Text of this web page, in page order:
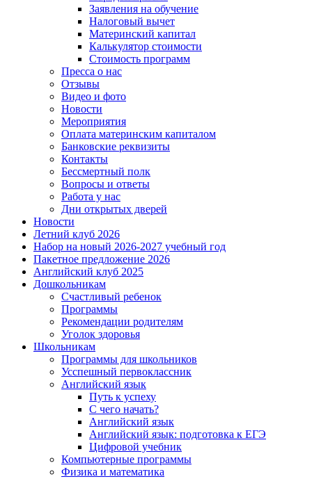
Заявления на обучение
Налоговый вычет
Материнский капитал
Калькулятор стоимости
Стоимость программ
Пресса о нас
Отзывы
Видео и фото
Новости
Мероприятия
Оплата материнским капиталом
Банковские реквизиты
Контакты
Бессмертный полк
Вопросы и ответы
Работа у нас
Дни открытых дверей
Новости
Летний клуб 2026
Набор на новый 2026-2027 учебный год
Пакетное предложение 2026
Английский клуб 2025
Дошкольникам
Счастливый ребенок
Программы
Рекомендации родителям
Уголок здоровья
Школьникам
Программы для школьников
Усспешный первоклассник
Английский язык
Путь к успеху
С чего начать?
Английский язык
Английский язык: подготовка к ЕГЭ
Цифровой учебник
Компьютерные программы
Физика и математика